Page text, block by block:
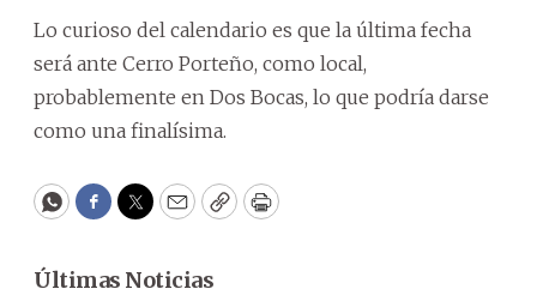
Lo curioso del calendario es que la última fecha
será ante Cerro Porteño, como local,
probablemente en Dos Bocas, lo que podría darse
como una finalísima.
WhatsApp
Facebook
Twitter
EmailCopyPrint
Últimas Noticias